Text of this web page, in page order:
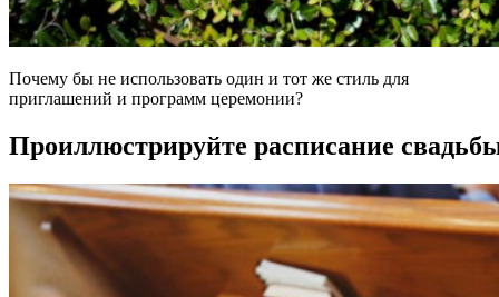
Почему бы не использовать один и тот же стиль для
приглашений и программ церемонии?
Проиллюстрируйте расписание